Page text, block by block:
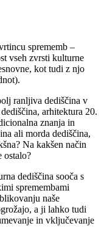
sprememb ‒
vseh zvrsti kulturne
kot tudi z njo
ranljiva dediščina v
arhitektura 20.
znanja in
ali morda dediščina,
Na kakšen način
ostalo?
dediščina sooča s
spremembami
naše
a ji lahko tudi
in vključevanje